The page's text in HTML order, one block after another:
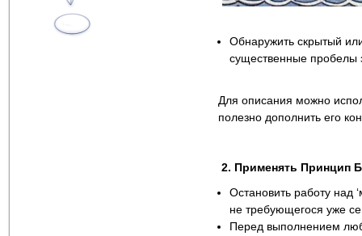
Обнаружить скрытый
существенные пробелы
Для описания можно
полезно дополнить его
2. Применять Принцип
Остановить работу над
не требующегося уже
Перед выполнением